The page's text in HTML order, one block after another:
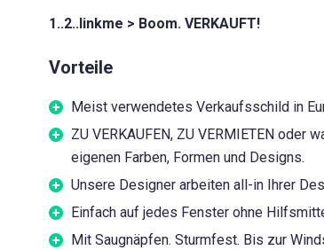
1..2..linkme > Boom. VERKAUFT!
Vorteile
Meist verwendetes Verkaufsschild in
ZU VERKAUFEN, ZU VERMIETEN oder
eigenen Farben, Formen und Designs.
Unsere Designer arbeiten all-in Ihrer
Einfach auf jedes Fenster ohne
Mit Saugnäpfen. Sturmfest. Bis zur